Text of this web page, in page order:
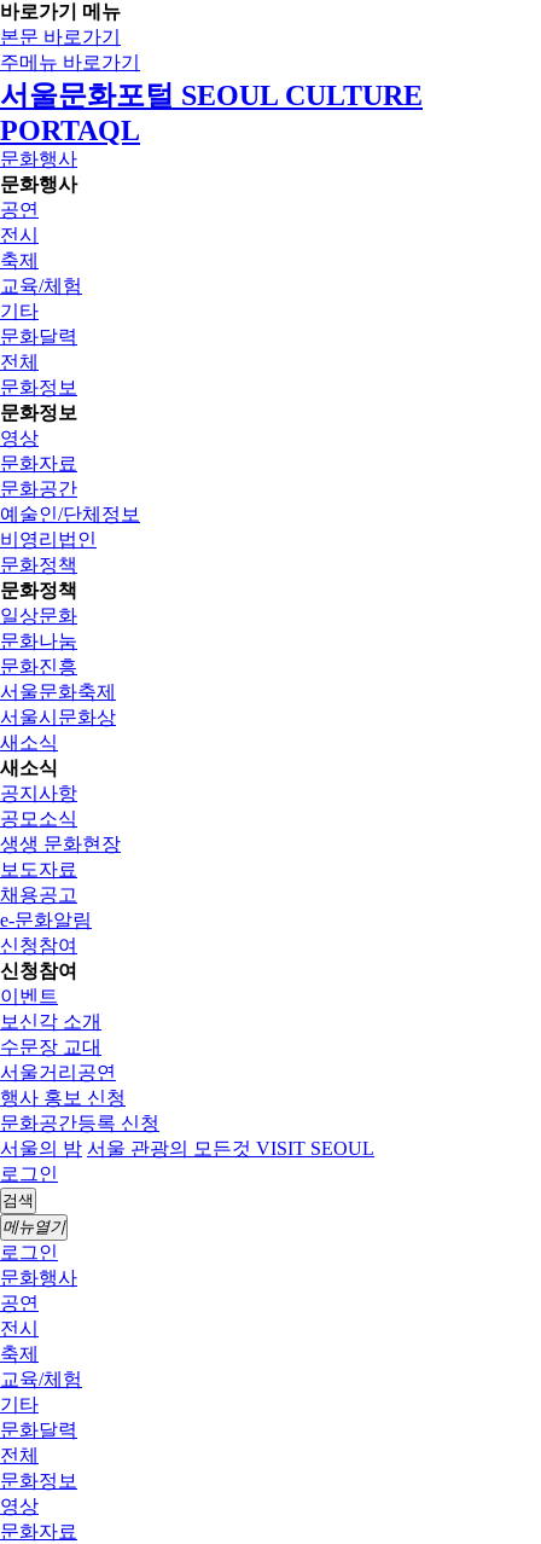
바로가기 메뉴
본문 바로가기
주메뉴 바로가기
서울문화포털 SEOUL CULTURE
PORTAQL
문화행사
문화행사
공연
전시
축제
교육/체험
기타
문화달력
전체
문화정보
문화정보
영상
문화자료
문화공간
예술인/단체정보
비영리법인
문화정책
문화정책
일상문화
문화나눔
문화진흥
서울문화축제
서울시문화상
새소식
새소식
공지사항
공모소식
생생 문화현장
보도자료
채용공고
e-문화알림
신청참여
신청참여
이벤트
보신각 소개
수문장 교대
서울거리공연
행사 홍보 신청
문화공간등록 신청
서울의 밤 서울 관광의 모든것 VISIT SEOUL
로그인
검색
메뉴열기
로그인
문화행사
공연
전시
축제
교육/체험
기타
문화달력
전체
문화정보
영상
문화자료